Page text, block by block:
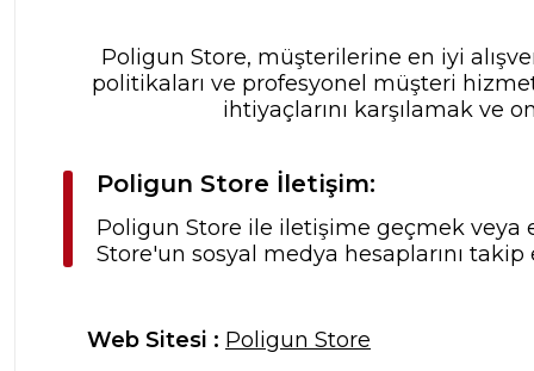
Poligun Store, müşterilerine en iyi
politikaları ve profesyonel müşteri
ihtiyaçlarını karşılamak ve
Poligun Store İletişim:
Poligun Store ile iletişime geçmek veya
Store'un sosyal medya hesaplarını
Web Sitesi : Poligun Store